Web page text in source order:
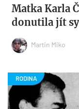
Matka Karla
donutila jít
Martin Miko